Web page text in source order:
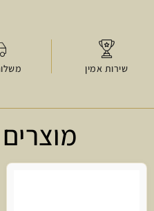
שירות אמין